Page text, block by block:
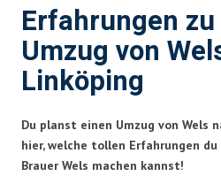
Erfahrungen
Umzug von
Linköping
Du planst einen Umzug von Wels
hier, welche tollen Erfahrungen
Brauer Wels machen kannst!